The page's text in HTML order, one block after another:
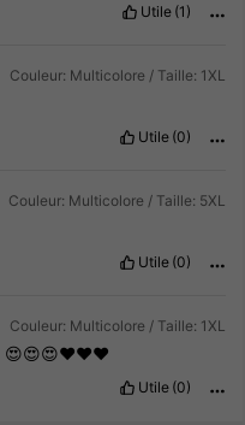
Utile (1)
Couleur: Multicolore / Taille: 1XL
Utile (0)
Couleur: Multicolore / Taille: 5XL
Utile (0)
Couleur: Multicolore / Taille: 1XL
😍😍😍❤️❤️❤️
Utile (0)